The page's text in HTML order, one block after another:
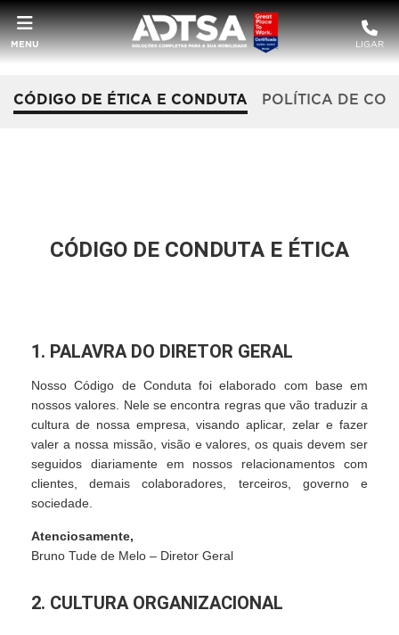
MENU LIGAR
POLÍTICA DE
CÓDIGO DE ÉTICA E CONDUTA
CÓDIGO DE CONDUTA E ÉTICA
1. PALAVRA DO DIRETOR GERAL
Nosso Código de Conduta foi elaborado com base em
nossos valores. Nele se encontra regras que vão traduzir a
cultura de nossa empresa, visando aplicar, zelar e fazer
valer a nossa missão, visão e valores, os quais devem ser
seguidos diariamente em nossos relacionamentos com
clientes, demais colaboradores, terceiros, governo e
sociedade.
Atenciosamente,
Bruno Tude de Melo – Diretor Geral
2. CULTURA ORGANIZACIONAL